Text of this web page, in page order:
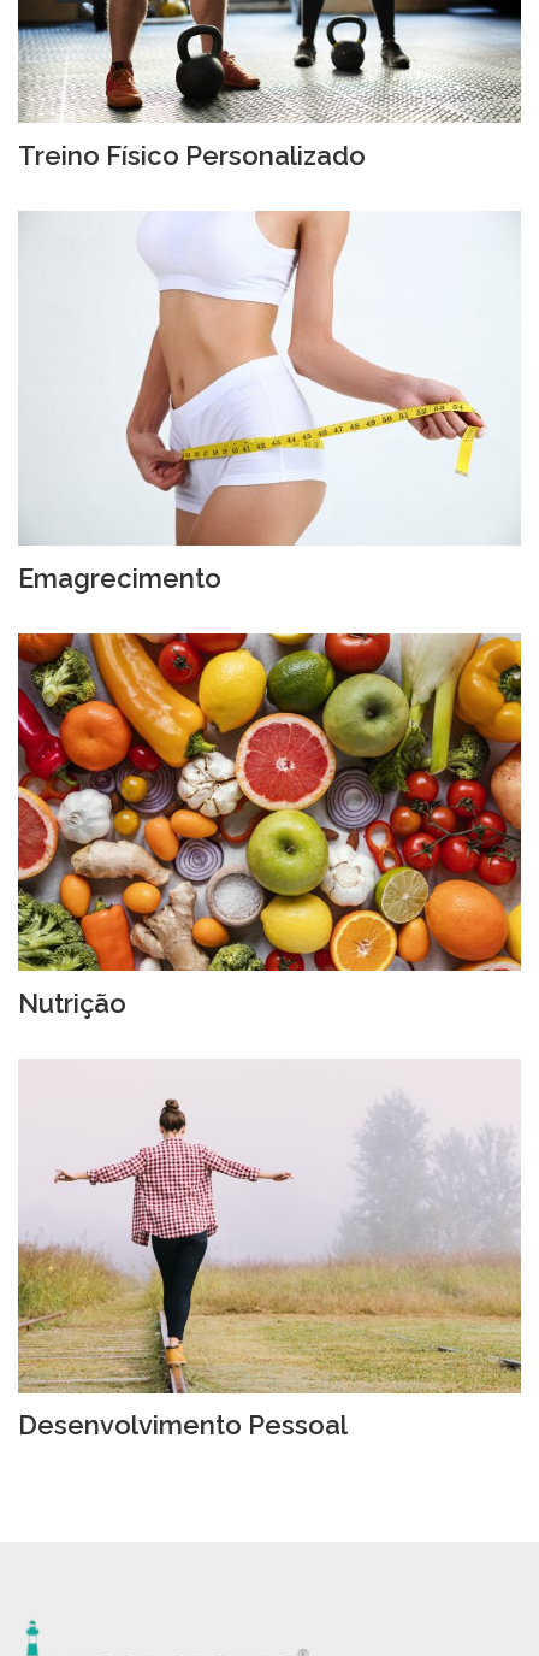
Treino Físico Personalizado
Emagrecimento
Nutrição
Desenvolvimento Pessoal